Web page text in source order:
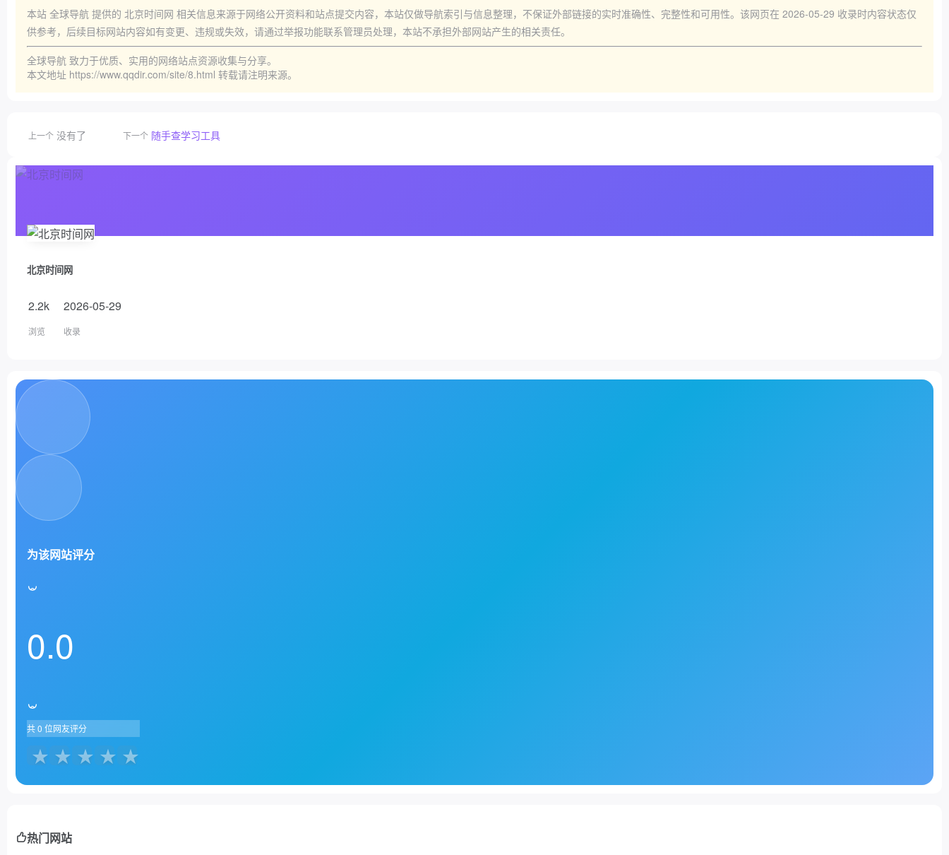
本站 全球导航 提供的 北京时间网 相关信息来源于网络公开资料和站点提交内容，本站仅做导航索引与信息整理，不保证外部链接的实时准确性、完整性和可用性。该网页在 2026-05-29 收录时内容状态仅
供参考，后续目标网站内容如有变更、违规或失效，请通过举报功能联系管理员处理，本站不承担外部网站产生的相关责任。
全球导航 致力于优质、实用的网络站点资源收集与分享。
本文地址 https://www.qqdir.com/site/8.html 转载请注明来源。
上一个 没有了 下一个 随手查学习工具
北京时间网
2.2k
浏览
2026-05-29
收录
为该网站评分
0.0
共0 位网友评分
热门网站